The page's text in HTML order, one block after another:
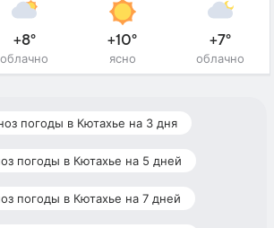
+8°
облачно
+10°
ясно
+7°
облачно
погоды в Кютахье на 3 дня
погоды в Кютахье на 5 дней
погоды в Кютахье на 7 дней